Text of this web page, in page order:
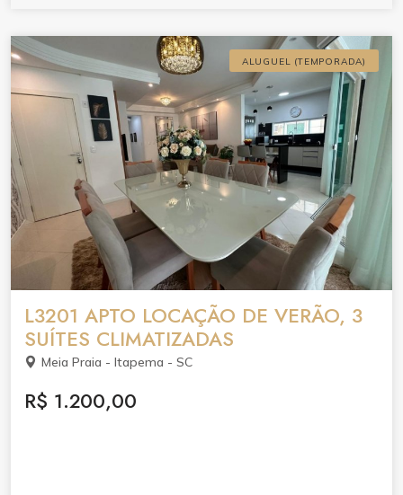
ALUGUEL (TEMPORADA)
L3201 APTO LOCAÇÃO DE VERÃO, 3
SUÍTES CLIMATIZADAS
Meia Praia - Itapema - SC
R$ 1.200,00